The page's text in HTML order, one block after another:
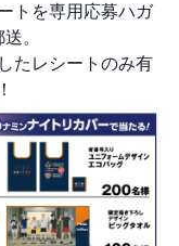
トを専用応募ハガ
。
たレシートのみ有